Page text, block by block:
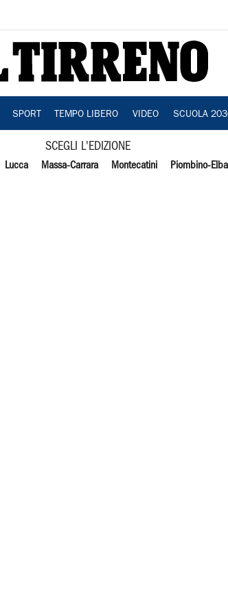
SPORT TEMPO LIBERO VIDEO SCUOLA
SCEGLI L'EDIZIONE
Lucca Massa-Carrara Montecatini Piombino-Elba